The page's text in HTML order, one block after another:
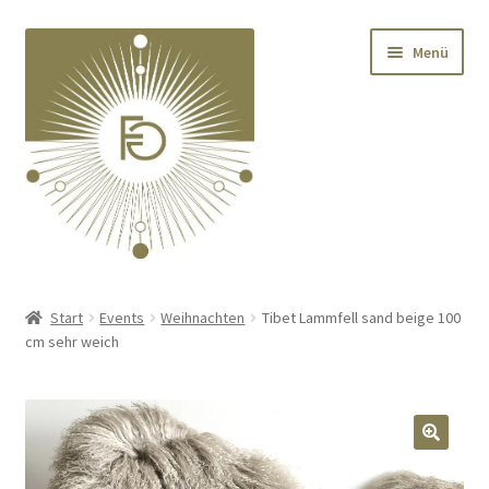
Navigation
springen
springen
Menü
Deko
Textilien
öffnen
Kränze
Start Events Weihnachten
Tibet Lammfell sand beige 100
cm sehr weich